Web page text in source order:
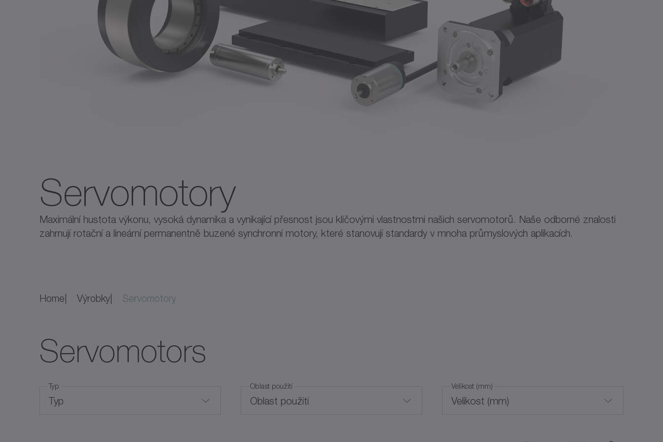
Servomotory
Maximální hustota výkonu, vysoká dynamika a vynikající přesnost jsou klíčovými vlastnostmi našich servomotorů. Naše odborné znalosti
zahrnují rotační a lineární permanentně buzené synchronní motory, které stanovují standardy v mnoha průmyslových aplikacích.
Home Výrobky Servomotory
Servomotors
Typ
Typ
Oblast použití
Oblast použití
Velikost (mm)
Velikost (mm)